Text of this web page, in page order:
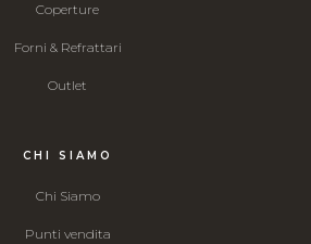
Coperture
Forni & Refrattari
Outlet
CHI SIAMO
Chi Siamo
Punti vendita